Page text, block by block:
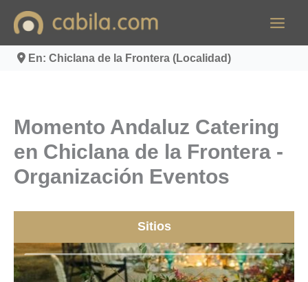
contenido
En: Chiclana de la Frontera (Localidad)
Momento Andaluz Catering
en Chiclana de la Frontera -
Organización Eventos
Sitios